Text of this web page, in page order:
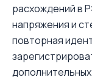
расхождений в
напряжения и
повторная